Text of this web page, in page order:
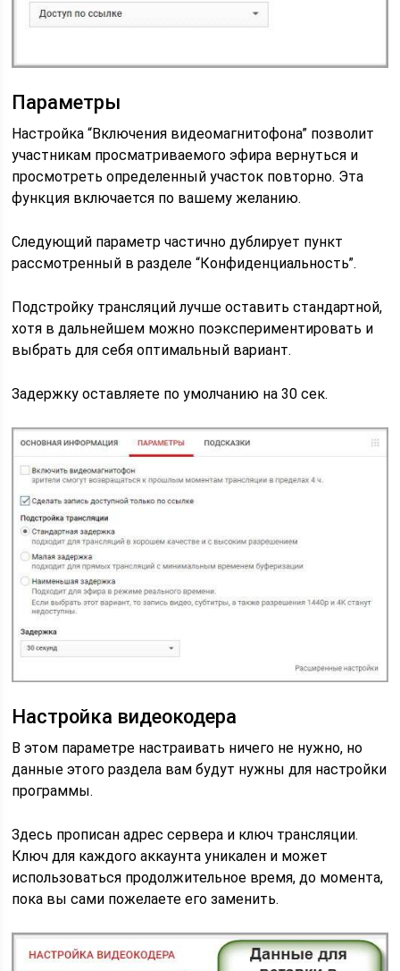
Параметры
Настройка “Включения видеомагнитофона” позволит
участникам просматриваемого эфира вернуться и
просмотреть определенный участок повторно. Эта
функция включается по вашему желанию.
Следующий параметр частично дублирует пункт
рассмотренный в разделе “Конфиденциальность”.
Подстройку трансляций лучше оставить стандартной,
хотя в дальнейшем можно поэкспериментировать и
выбрать для себя оптимальный вариант.
Задержку оставляете по умолчанию на 30 сек.
Настройка видеокодера
В этом параметре настраивать ничего не нужно, но
данные этого раздела вам будут нужны для настройки
программы.
Здесь прописан адрес сервера и ключ трансляции.
Ключ для каждого аккаунта уникален и может
использоваться продолжительное время, до момента,
пока вы сами пожелаете его заменить.